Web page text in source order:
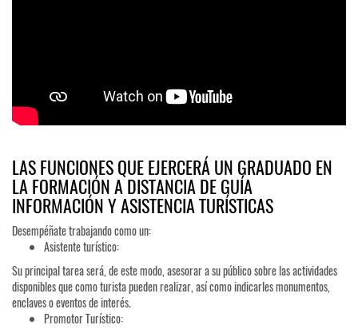
LAS FUNCIONES QUE EJERCERÁ UN GRADUADO EN
LA FORMACIÓN A DISTANCIA DE GUÍA
INFORMACIÓN Y ASISTENCIA TURÍSTICAS
Desempéñate trabajando como un:
Asistente turístico:
Su principal tarea será, de este modo, asesorar a su público sobre las actividades
disponibles que como turista pueden realizar, así como indicarles monumentos,
enclaves o eventos de interés.
Promotor Turístico: